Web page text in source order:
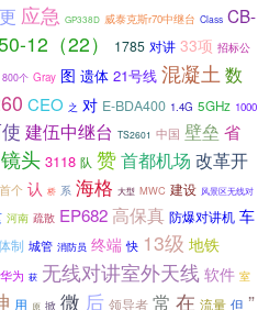
应急 GP338D 威泰克斯r70中继台 Class CB-
12（22） 1785 对讲 33项 招标公
800个 Gray 图 遗体 21号线 混凝土 数
CEO 之 对 E-BDA400 1.4G 5GHz 1000
建伍中继台 TS2601 中国 壁垒 省
镜头 3118 队 赞首都机场 改革开
首个 认 桥 系 海格 大型 MWC 建设 风景区无线对
河南 疏散 EP682 高保真 防爆对讲机 车
制 城管 消防员 终端 快 13级 地铁
华为 获 无线对讲室外天线 软件 室
用 原 掀 微 后 领导者 常 在 流量 但 ”